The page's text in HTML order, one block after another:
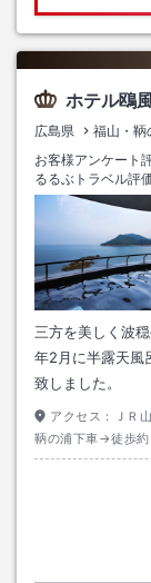
ホテル鴎
広島県 福山・鞆
お客様アンケート
るるぶトラベル評
三方を美しく波
年2月に半露天風
致しました。
アクセス：
ＪＲ
鞆の浦下車→徒歩